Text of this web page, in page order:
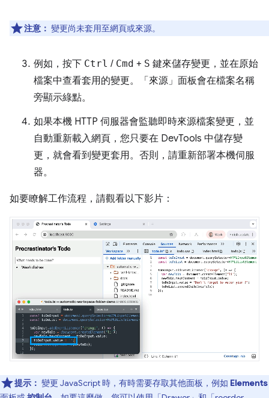
注意： 變更尚未套用至網頁或來源。
例如，按下 Ctrl / Cmd + S 鍵來儲存變更，並在原始
檔案中查看套用的變更。「來源」 面板會在檔案名稱
旁顯示綠點。
如果本機 HTTP 伺服器會監聽即時來源檔案變更，並
自動重新載入網頁，您只要在 DevTools 中儲存變
更，就會看到變更套用。否則，請重新部署本機伺服
器。
如要瞭解工作流程，請觀看以下影片：
提示： 變更 JavaScript 時，有時需要存取其他面板，例如 Elements